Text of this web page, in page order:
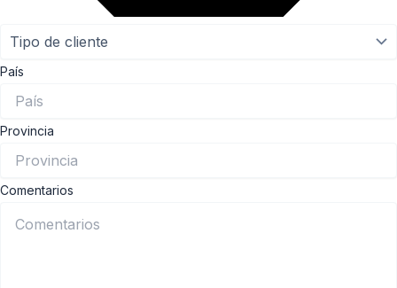
País
Provincia
Comentarios